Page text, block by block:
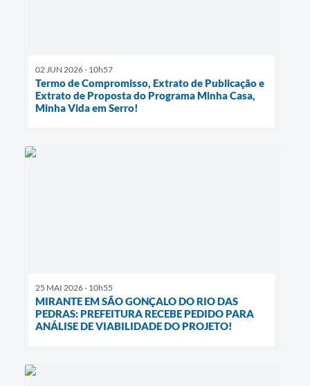
02 JUN 2026 - 10h57
Termo de Compromisso, Extrato de Publicação e
Extrato de Proposta do Programa Minha Casa,
Minha Vida em Serro!
25 MAI 2026 - 10h55
MIRANTE EM SÃO GONÇALO DO RIO DAS
PEDRAS: PREFEITURA RECEBE PEDIDO PARA
ANÁLISE DE VIABILIDADE DO PROJETO!